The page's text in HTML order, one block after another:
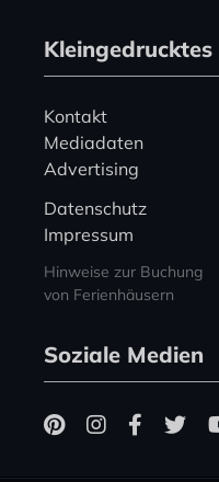
Kleingedrucktes
Kontakt
Mediadaten
Advertising
Datenschutz
Impressum
Hinweise zur Buchung
von Ferienhäusern
Soziale Medien